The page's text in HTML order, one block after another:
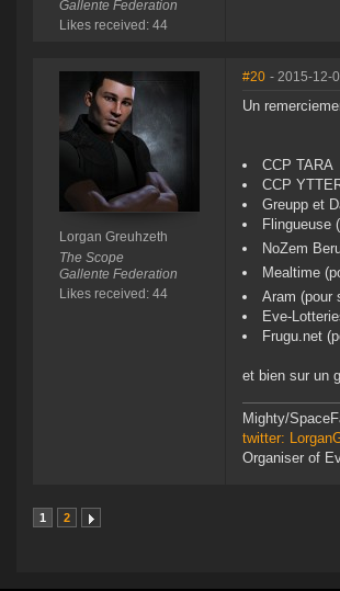
Gallente Federation
Likes received: 44
Lorgan Greuhzeth
The Scope
Gallente Federation
Likes received: 44
#20 - 2015-12-
Un
CCP TARA
CCP
Greupp et
Flingueuse
NoZem
Mealtime
Aram (pour
Eve-
Frugu.net
et bien sur un
Mighty/
twitter:
Organiser of
1 2